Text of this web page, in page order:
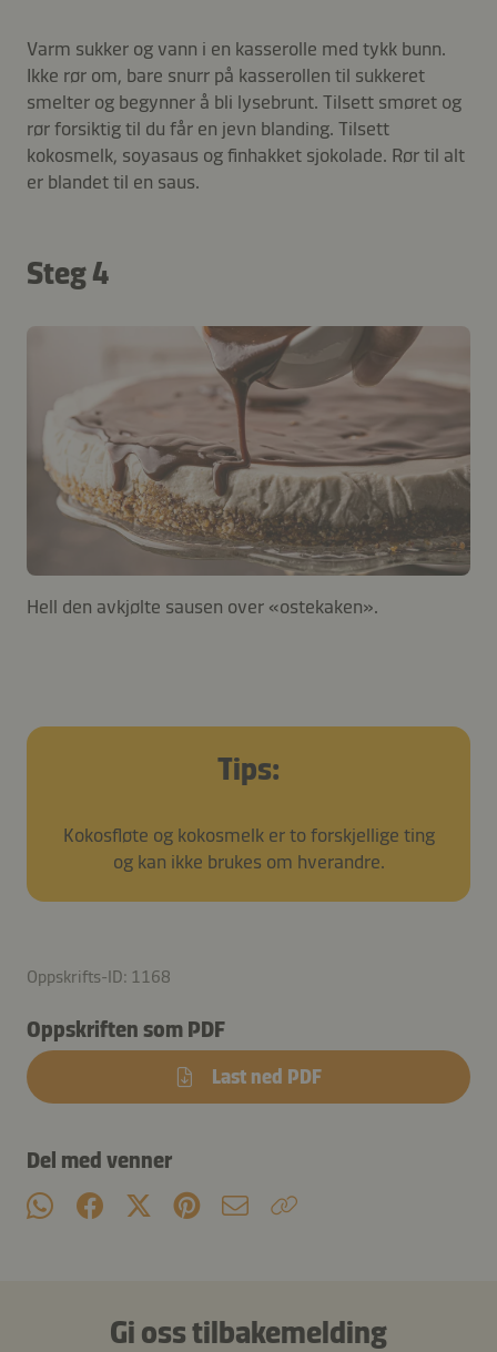
Varm sukker og vann i en kasserolle med tykk bunn.
Ikke rør om, bare snurr på kasserollen til sukkeret
smelter og begynner å bli lysebrunt. Tilsett smøret og
rør forsiktig til du får en jevn blanding. Tilsett
kokosmelk, soyasaus og finhakket sjokolade. Rør til alt
er blandet til en saus.
Steg 4
Hell den avkjølte sausen over «ostekaken».
Tips:
Kokosfløte og kokosmelk er to forskjellige ting
og kan ikke brukes om hverandre.
Oppskrifts-ID: 1168
Oppskriften som PDF
Last ned PDF
Del med venner
Gi oss tilbakemelding